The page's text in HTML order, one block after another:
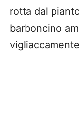
rotta dal
barboncino